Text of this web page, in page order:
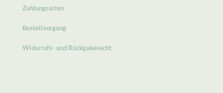
Zahlungsarten
Bestellvorgang
Widerrufs- und Rückgaberecht